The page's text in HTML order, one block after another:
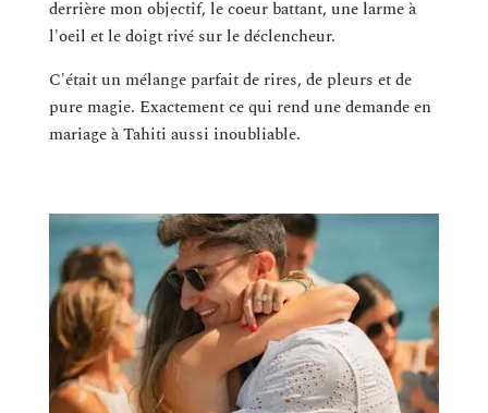
derrière mon objectif, le coeur battant, une larme à
l'oeil et le doigt rivé sur le déclencheur.
C'était un mélange parfait de rires, de pleurs et de
pure magie. Exactement ce qui rend une demande en
mariage à Tahiti aussi inoubliable.